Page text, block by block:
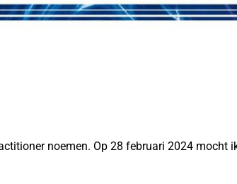
noemen. Op 28 februari 2024 mocht